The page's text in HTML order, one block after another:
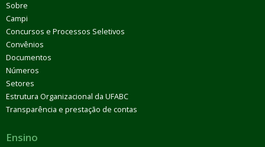
Sobre
Campi
Concursos e Processos Seletivos
Convênios
Documentos
Números
Setores
Estrutura Organizacional da UFABC
Transparência e prestação de contas
Ensino